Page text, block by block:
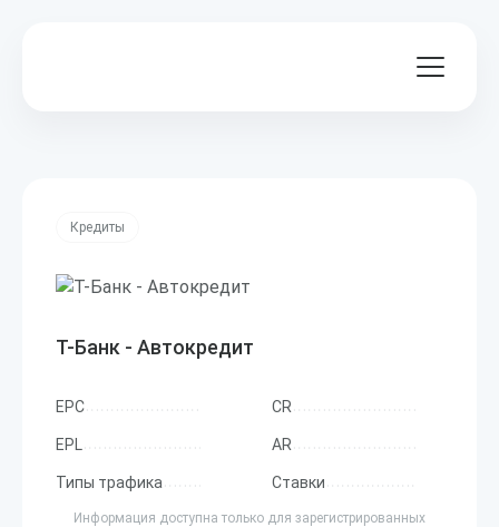
Кредиты
Т-Банк - Автокредит
EPC CR
EPL AR
Типы трафика Ставки
Информация доступна только для зарегистрированных